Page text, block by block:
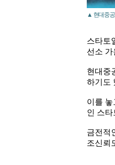
▲ 현대중
스타토
선소
현대중
하기도
이를
인 스
금전적
조신뢰